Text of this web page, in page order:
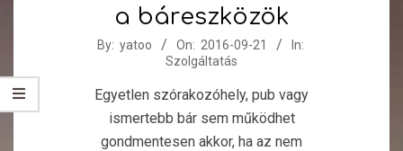
a báreszközök
2016-By: yatoo On: 2016-09-21
In:
Szolgáltatás
Egyetlen szórakozóhely, pub vagy
ismertebb bár sem működhet
gondmentesen akkor, ha az nem